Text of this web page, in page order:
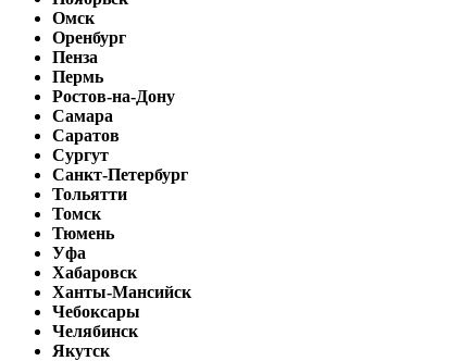
Омск
Оренбург
Пенза
Пермь
Ростов-на-Дону
Самара
Саратов
Сургут
Санкт-Петербург
Тольятти
Томск
Тюмень
Уфа
Хабаровск
Ханты-Мансийск
Чебоксары
Челябинск
Якутск